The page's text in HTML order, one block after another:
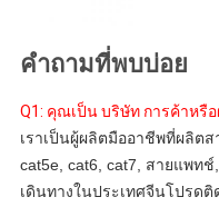
คำถามที่พบบ่อย
Q1: คุณเป็น บริษัท การค้าหรื
เราเป็นผู้ผลิตมืออาชีพที่ผลิตส
cat5e, cat6, cat7, สายแพท
เดินทางในประเทศจีนโปรด